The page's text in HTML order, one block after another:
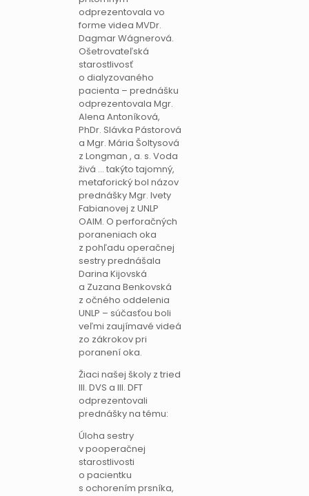
odprezentovala vo
forme videa MVDr.
Dagmar Wágnerová.
Ošetrovateľská
starostlivosť
o dialyzovaného
pacienta – prednášku
odprezentovala Mgr.
Alena Antoníková,
PhDr. Slávka Pástorová
a Mgr. Mária Šoltysová
z Longman , a. s. Voda
živá … takýto tajomný,
metaforický bol názov
prednášky Mgr. Ivety
Fabianovej z UNLP
OAIM. O perforačných
poraneniach oka
z pohľadu operačnej
sestry prednášala
Darina Kijovská
a Zuzana Benkovská
z očného oddelenia
UNLP – súčasťou boli
veľmi zaujímavé videá
zo zákrokov pri
poranení oka.
Žiaci našej školy z tried
III. DVS a III. DFT
odprezentovali
prednášky na tému:
Úloha sestry
v pooperačnej
starostlivosti
o pacientku
s ochorením prsníka,